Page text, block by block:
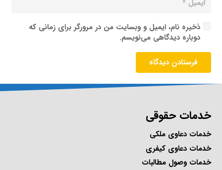
ذخیره نام، ایمیل و وبسایت من در مرورگر برای زمانی که
دوباره دیدگاهی می‌نویسم.
فرستادن دیدگاه
خدمات حقوقی
خدمات دعاوی ملکی
خدمات دعاوی کیفری
خدمات وصول مطالبات